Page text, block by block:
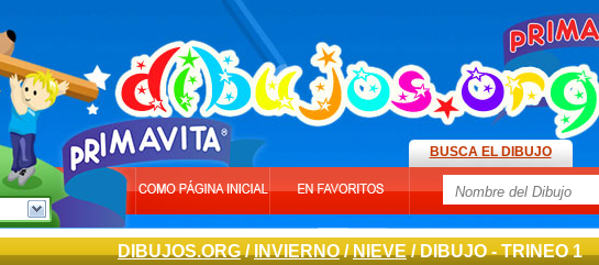
BUSCA EL DIBUJO
DIBUJOS.ORG/INVIERNO/NIEVE/ DIBUJO - TRINEO 1